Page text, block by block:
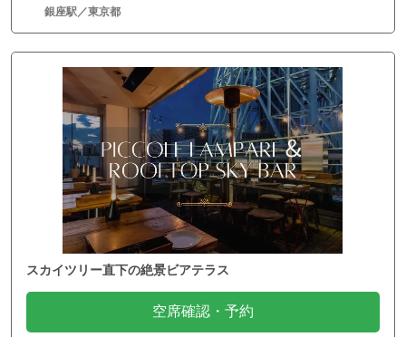
銀座駅／東京都
スカイツリー直下の絶景ビアテラス
空席確認・予約